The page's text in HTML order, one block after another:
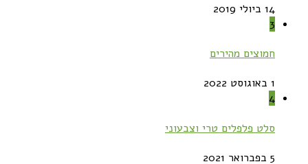
14 ביולי 2019
3
חמוצים מהירים
1 באוגוסט 2022
4
סלט פלפלים טרי וצבעוני
5 בפברואר 2021